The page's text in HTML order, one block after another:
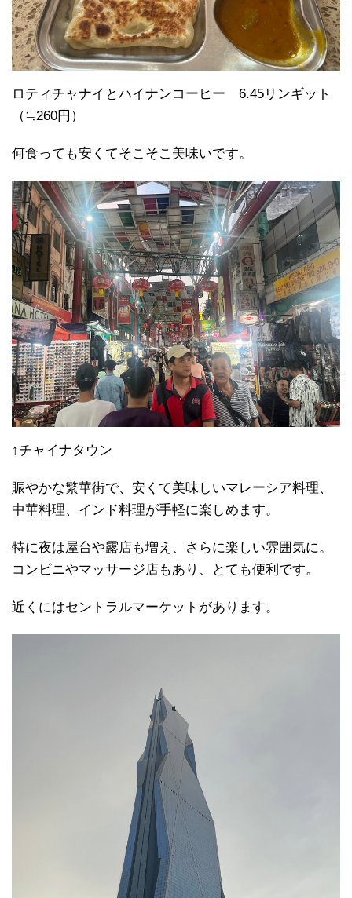
ロティチャナイとハイナンコーヒー 6.45リンギット
（≒260円）
何食っても安くてそこそこ美味いです。
↑チャイナタウン
賑やかな繁華街で、安くて美味しいマレーシア料理、
中華料理、インド料理が手軽に楽しめます。
特に夜は屋台や露店も増え、さらに楽しい雰囲気に。
コンビニやマッサージ店もあり、とても便利です。
近くにはセントラルマーケットがあります。